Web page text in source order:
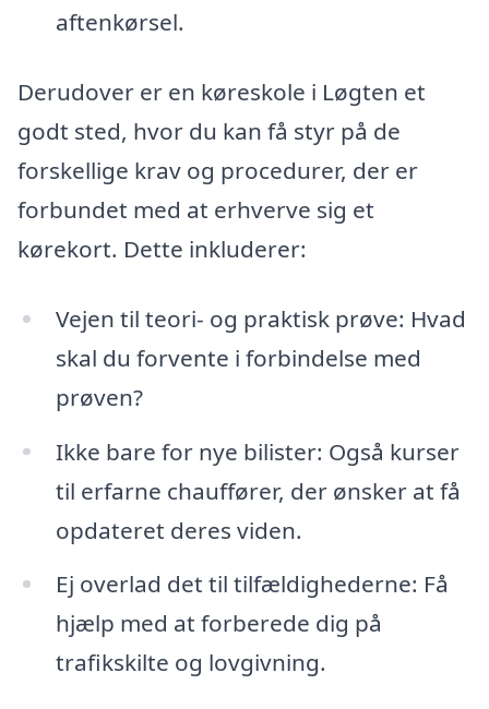
aftenkørsel.
Derudover er en køreskole i Løgten et
godt sted, hvor du kan få styr på de
forskellige krav og procedurer, der er
forbundet med at erhverve sig et
kørekort. Dette inkluderer:
Vejen til teori- og praktisk prøve: Hvad
skal du forvente i forbindelse med
prøven?
Ikke bare for nye bilister: Også kurser
til erfarne chauffører, der ønsker at få
opdateret deres viden.
Ej overlad det til tilfældighederne: Få
hjælp med at forberede dig på
trafikskilte og lovgivning.